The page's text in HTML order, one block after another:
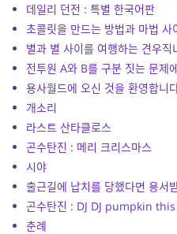
데일리 던전 : 특별 한국어판
초콜릿을 만드는 방법과 마법 사
별과 별 사이를 여행하는 견우직
전투원 A와 B를 구분 짓는 문제
용사월드에 오신 것을 환영합니
개소리
라스트 산타클로스
곤수탄진 : 메리 크리스마스
시야
출근길에 납치를 당했다면 용서
곤수탄진 : DJ DJ pumpkin
춘례